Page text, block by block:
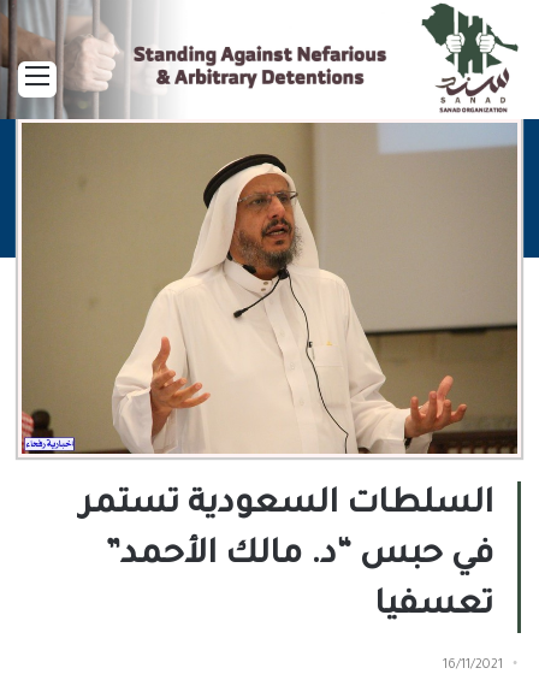
السلطات السعودية تستمر
في حبس “د. مالك الأحمد”
تعسفيا
16/11/2021